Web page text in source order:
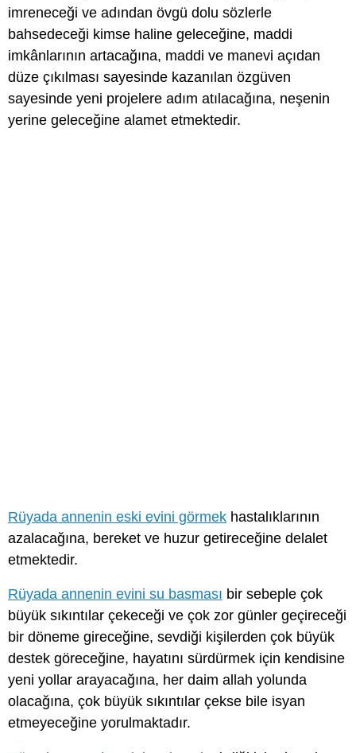
imreneceği ve adından övgü dolu sözlerle
bahsedeceği kimse haline geleceğine, maddi
imkânlarının artacağına, maddi ve manevi açıdan
düze çıkılması sayesinde kazanılan özgüven
sayesinde yeni projelere adım atılacağına, neşenin
yerine geleceğine alamet etmektedir.
Rüyada annenin eski evini görmek hastalıklarının
azalacağına, bereket ve huzur getireceğine delalet
etmektedir.
Rüyada annenin evini su basması bir sebeple çok
büyük sıkıntılar çekeceği ve çok zor günler geçireceği
bir döneme gireceğine, sevdiği kişilerden çok büyük
destek göreceğine, hayatını sürdürmek için kendisine
yeni yollar arayacağına, her daim allah yolunda
olacağına, çok büyük sıkıntılar çekse bile isyan
etmeyeceğine yorulmaktadır.